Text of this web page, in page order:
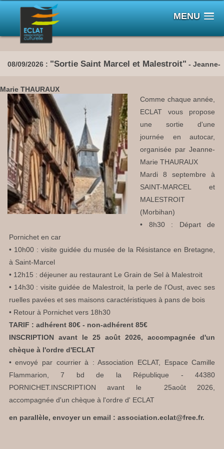
MENU
08/09/2026 : "Sortie Saint Marcel et Malestroit" - Jeanne-
Marie THAURAUX
Comme chaque année,
ECLAT vous propose
une sortie d'une
journée en autocar,
organisée par Jeanne-
Marie THAURAUX
Mardi 8 septembre à
SAINT-MARCEL et
MALESTROIT
(Morbihan)
• 8h30 : Départ de
Pornichet en car
• 10h00 : visite guidée du musée de la Résistance en Bretagne,
à Saint-Marcel
• 12h15 : déjeuner au restaurant Le Grain de Sel à Malestroit
• 14h30 : visite guidée de Malestroit, la perle de l'Oust, avec ses
ruelles pavées et ses maisons caractéristiques à pans de bois
• Retour à Pornichet vers 18h30
TARIF : adhérent 80€ - non-adhérent 85€
INSCRIPTION avant le 25 août 2026, accompagnée d'un
chèque à l'ordre d'ECLAT
• envoyé par courrier à : Association ECLAT, Espace Camille
Flammarion, 7 bd de la République - 44380
PORNICHET.INSCRIPTION avant le 25août 2026,
accompagnée d'un chèque à l'ordre d' ECLAT
en parallèle, envoyer un email : association.eclat@free.fr.